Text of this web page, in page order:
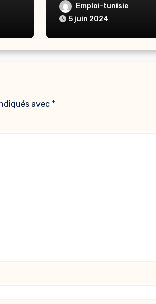
Hôtel – Tunis
Emploi-tunisie
5 juin 2024
avec *